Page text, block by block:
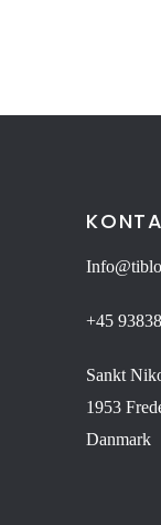
+45
Sankt
1953
Danmark